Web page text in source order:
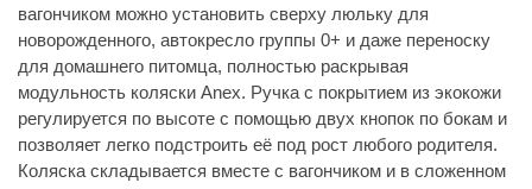
вагончиком можно установить сверху люльку для
новорожденного, автокресло группы 0+ и даже переноску
для домашнего питомца, полностью раскрывая
модульность коляски Anex. Ручка с покрытием из экокожи
регулируется по высоте с помощью двух кнопок по бокам и
позволяет легко подстроить её под рост любого родителя.
Коляска складывается вместе с вагончиком и в сложенном